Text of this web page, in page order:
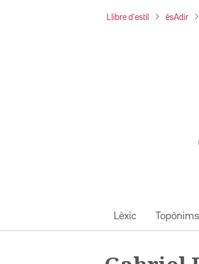
Llibre d'estil ésAdir
Lèxic Topònims